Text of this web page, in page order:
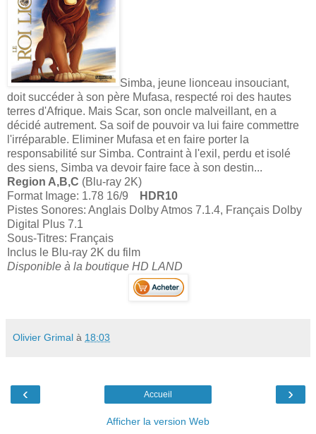
Simba, jeune lionceau insouciant,
doit succéder à son père Mufasa, respecté roi des hautes
terres d'Afrique. Mais Scar, son oncle malveillant, en a
décidé autrement. Sa soif de pouvoir va lui faire commettre
l'irréparable. Eliminer Mufasa et en faire porter la
responsabilité sur Simba. Contraint à l'exil, perdu et isolé
des siens, Simba va devoir faire face à son destin...
Region A,B,C (Blu-ray 2K)
Format Image: 1.78 16/9
HDR10
Pistes Sonores: Anglais Dolby Atmos 7.1.4, Français Dolby
Digital Plus 7.1
Sous-Titres: Français
Inclus le Blu-ray 2K du film
Disponible à la boutique HD LAND
Olivier Grimal à 18:03
‹ ›
Accueil
Afficher la version Web